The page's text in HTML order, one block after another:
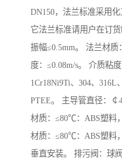
DN150，法兰标准采用
它法兰标准请用户在订
振幅≤0.5mm。 法兰材质
度：≤0.08m/s。 介质粘
1Cr18Ni9Ti、304、316L
PTEE。 主导管直径：￠
材质：≤80℃：ABS塑料
材质：≤80℃：ABS塑料
垂直安装。 排污阀：球